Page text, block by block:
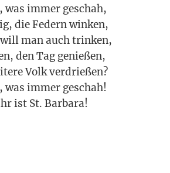
was immer geschah,
die Federn win­ken,
man auch trin­ken,
den Tag genie­ßen,
Volk ver­drie­ßen?
was immer geschah!
ist St. Barbara!